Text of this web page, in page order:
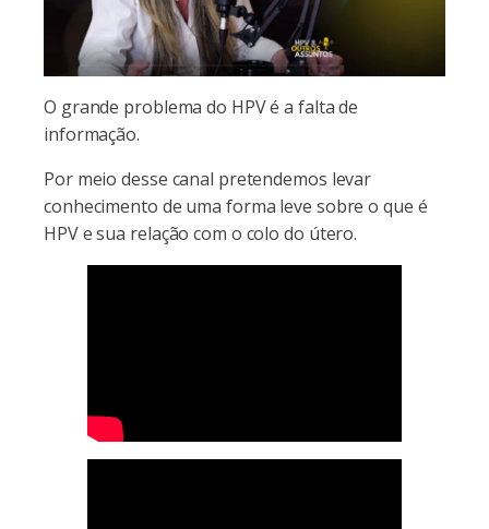
O grande problema do HPV é a falta de
informação.
Por meio desse canal pretendemos levar
conhecimento de uma forma leve sobre o que é
HPV e sua relação com o colo do útero.